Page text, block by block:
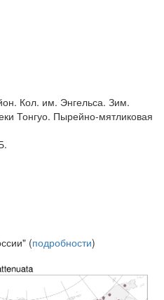
Кол. им. Энгельса. Зим.
Тонгуо. Пырейно-мятликовая
(подробности)